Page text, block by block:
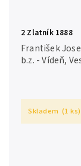
2 Zlatník 1888
František
b.z. - Vídeň,
rysky a
Skladem (1 ks)